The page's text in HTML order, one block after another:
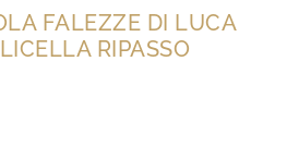
FALEZZE DI LUCA
RIPASSO